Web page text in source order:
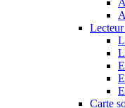
Carte